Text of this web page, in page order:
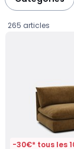
265 articles
-30€* tous les